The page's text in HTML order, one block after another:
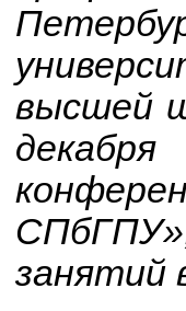
высшей
занятий